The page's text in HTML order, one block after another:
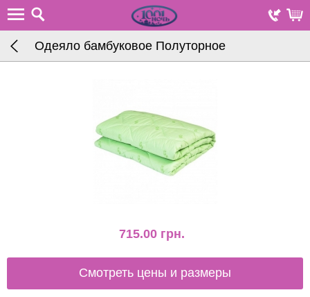
Одеяло бамбуковое Полуторное
715.00 грн.
Смотреть цены и размеры